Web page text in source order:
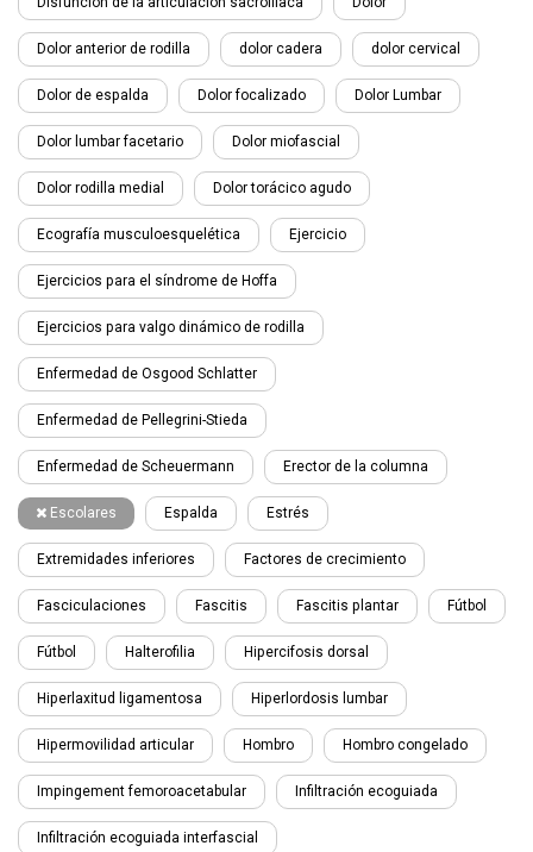
Dolor anterior de rodilla dolor cadera dolor cervical
Dolor de espalda Dolor focalizado Dolor Lumbar
Dolor lumbar facetario Dolor miofascial
Dolor rodilla medial Dolor torácico agudo
Ecografía musculoesquelética Ejercicio
Ejercicios para el síndrome de Hoffa
Ejercicios para valgo dinámico de rodilla
Enfermedad de Osgood Schlatter
Enfermedad de Pellegrini-Stieda
Enfermedad de Scheuermann Erector de la columna
Escolares Espalda Estrés
Extremidades inferiores Factores de crecimiento
Fasciculaciones Fascitis Fascitis plantar Fútbol
Fútbol Halterofilia Hipercifosis dorsal
Hiperlaxitud ligamentosa Hiperlordosis lumbar
Hipermovilidad articular Hombro Hombro congelado
Impingement femoroacetabular Infiltración ecoguiada
Infiltración ecoguiada interfascial